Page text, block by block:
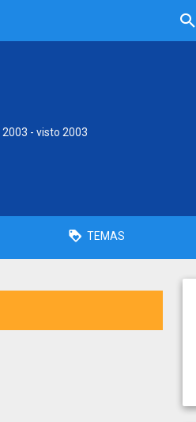
2003 - visto 2003
TEMAS